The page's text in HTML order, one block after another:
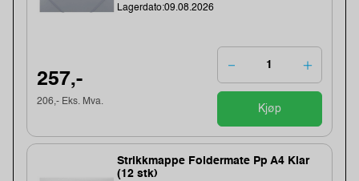
Lagerdato:09.08.2026
257,-
206,- Eks. Mva.
Kjøp
Strikkmappe Foldermate Pp A4 Klar
(12 stk)